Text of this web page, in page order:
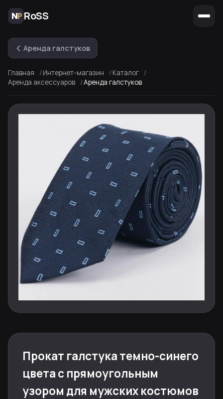
RoSS
Аренда галстуков
Главная Интернет-магазин
Каталог
Аренда аксессуаров
Аренда галстуков
Прокат галстука темно-синего
цвета с прямоугольным
узором для мужских костюмов